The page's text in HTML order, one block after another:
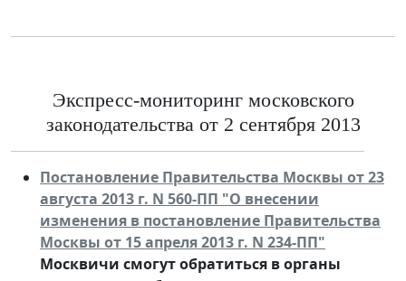
Экспресс-мониторинг московского
законодательства от 2 сентября 2013
Постановление Правительства Москвы от 23
августа 2013 г. N 560-ПП "О внесении
изменения в постановление Правительства
Москвы от 15 апреля 2013 г. N 234-ПП"
Москвичи смогут обратиться в органы